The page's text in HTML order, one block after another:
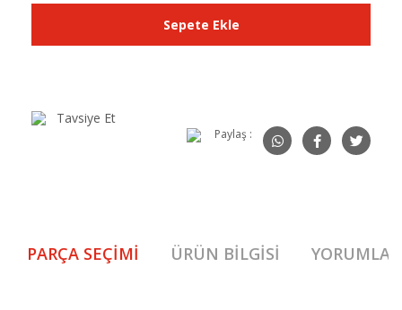
Sepete Ekle
Tavsiye Et
Paylaş :
PARÇA SEÇIMI ÜRÜN BILGISI YORUMLAR